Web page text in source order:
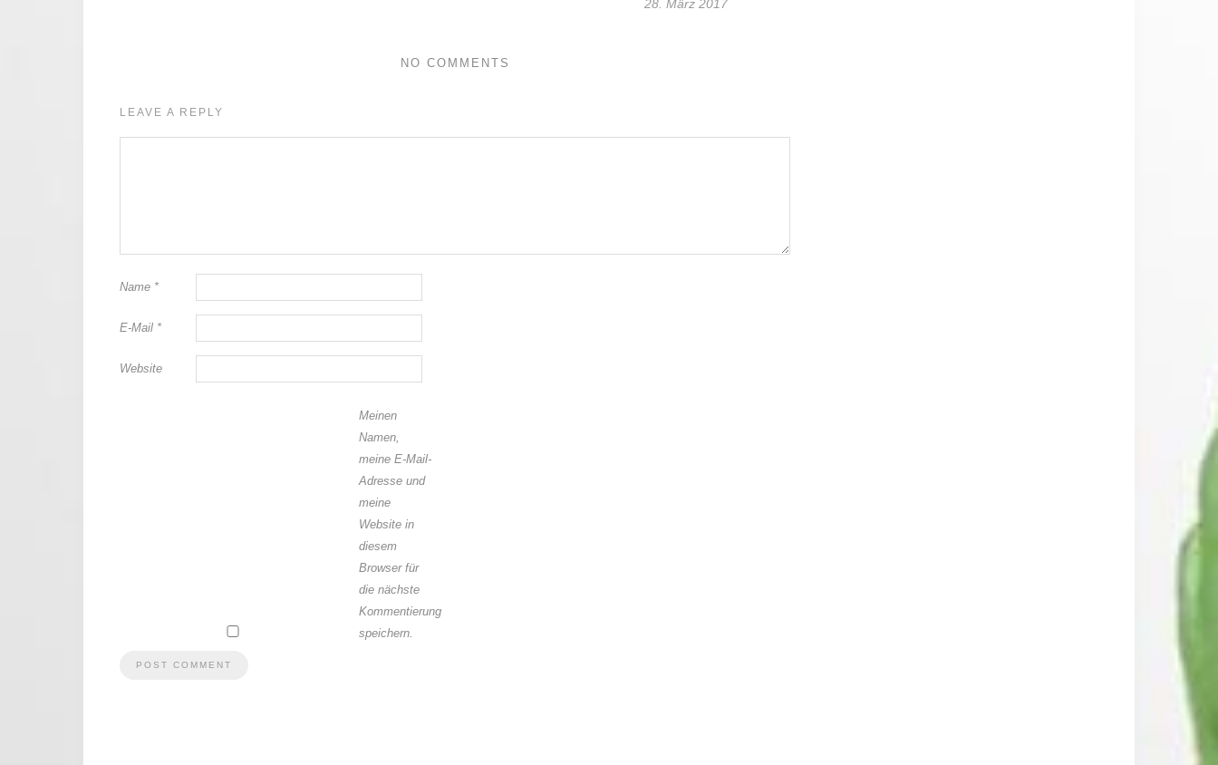
28. März 2017
NO COMMENTS
LEAVE A REPLY
Name *
E-Mail *
Website
Meinen
Namen,
meine E-Mail-
Adresse und
meine
Website in
diesem
Browser für
die nächste
Kommentierung
speichern.